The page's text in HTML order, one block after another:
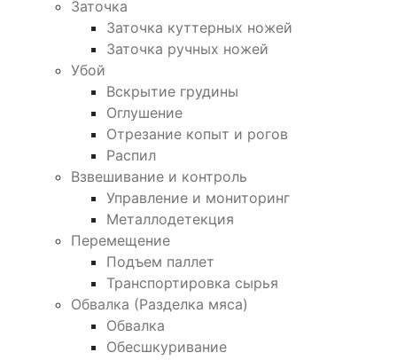
Заточка
Заточка куттерных ножей
Заточка ручных ножей
Убой
Вскрытие грудины
Оглушение
Отрезание копыт и рогов
Распил
Взвешивание и контроль
Управление и мониторинг
Металлодетекция
Перемещение
Подъем паллет
Транспортировка сырья
Обвалка (Разделка мяса)
Обвалка
Обесшкуривание